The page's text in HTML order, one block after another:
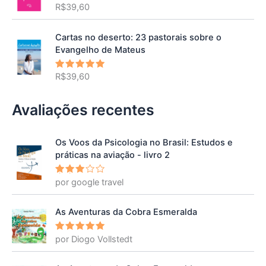
Avaliação
de 5
R$39,60
Cartas no deserto: 23 pastorais sobre o
Evangelho de Mateus
Avaliação
de 5
R$39,60
Avaliações recentes
Os Voos da Psicologia no Brasil: Estudos e
práticas na aviação - livro 2
Avalia
ção3
por google travel
As Aventuras da Cobra Esmeralda
Avaliação
5
por Diogo Vollstedt